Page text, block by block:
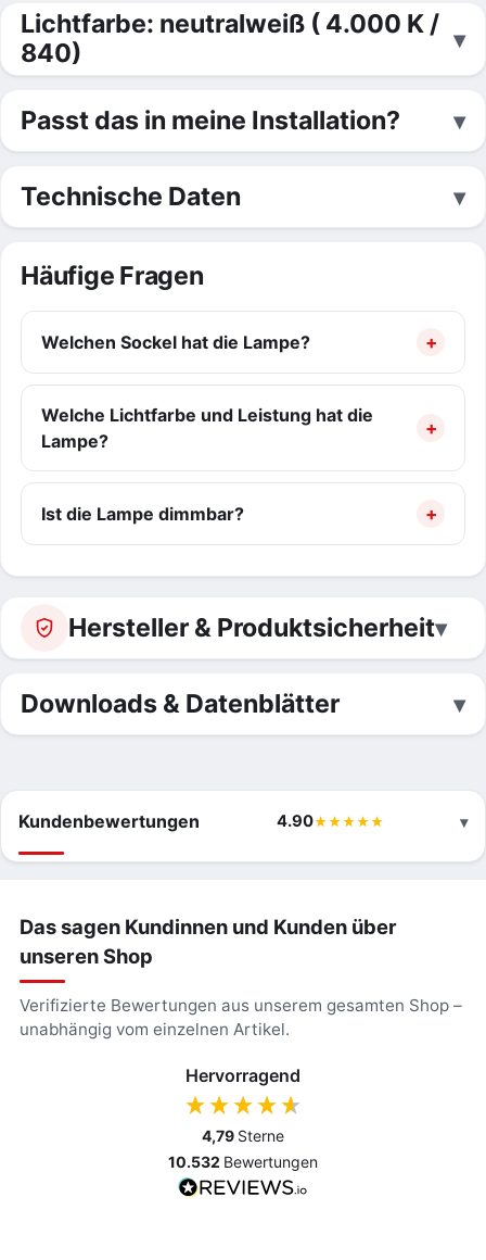
Lichtfarbe: neutralweiß ( 4.000 K /
840)
Passt das in meine Installation?
Technische Daten
Häufige Fragen
Welchen Sockel hat die Lampe?
Welche Lichtfarbe und Leistung hat die
Lampe?
Ist die Lampe dimmbar?
Hersteller & Produktsicherheit
Downloads & Datenblätter
Kundenbewertungen 4.90
Das sagen Kundinnen und Kunden über
unseren Shop
Verifizierte Bewertungen aus unserem gesamten Shop –
unabhängig vom einzelnen Artikel.
Hervorragend
4,79 Sterne
10.532 Bewertungen